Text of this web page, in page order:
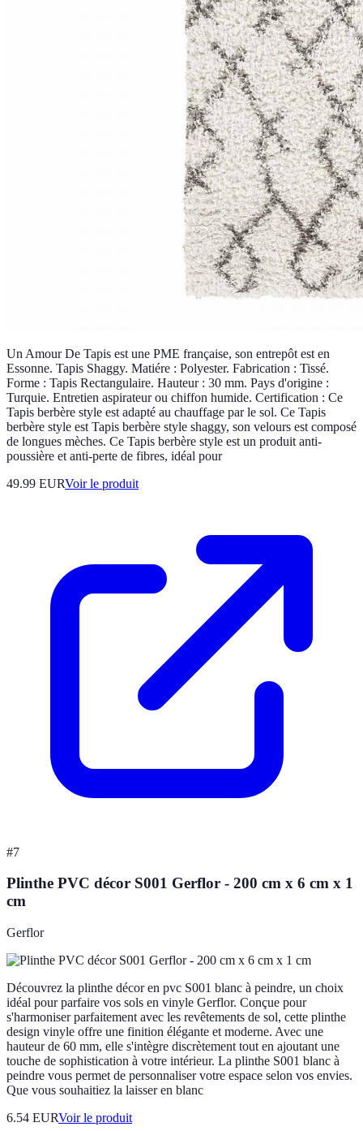
Un Amour De Tapis est une PME française, son entrepôt est en
Essonne. Tapis Shaggy. Matiére : Polyester. Fabrication : Tissé.
Forme : Tapis Rectangulaire. Hauteur : 30 mm. Pays d'origine :
Turquie. Entretien aspirateur ou chiffon humide. Certification : Ce
Tapis berbère style est adapté au chauffage par le sol. Ce Tapis
berbère style est Tapis berbère style shaggy, son velours est composé
de longues mèches. Ce Tapis berbère style est un produit anti-
poussière et anti-perte de fibres, idéal pour
49.99 EURVoir le produit
#7
Plinthe PVC décor S001 Gerflor - 200 cm x 6 cm x 1
cm
Gerflor
Découvrez la plinthe décor en pvc S001 blanc à peindre, un choix
idéal pour parfaire vos sols en vinyle Gerflor. Conçue pour
s'harmoniser parfaitement avec les revêtements de sol, cette plinthe
design vinyle offre une finition élégante et moderne. Avec une
hauteur de 60 mm, elle s'intègre discrètement tout en ajoutant une
touche de sophistication à votre intérieur. La plinthe S001 blanc à
peindre vous permet de personnaliser votre espace selon vos envies.
Que vous souhaitiez la laisser en blanc
6.54 EURVoir le produit